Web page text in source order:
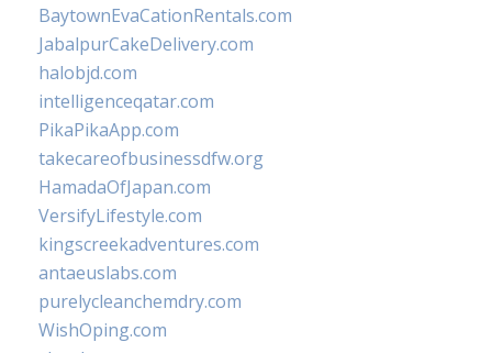
BaytownEvaCationRentals.com
JabalpurCakeDelivery.com
halobjd.com
intelligenceqatar.com
PikaPikaApp.com
takecareofbusinessdfw.org
HamadaOfJapan.com
VersifyLifestyle.com
kingscreekadventures.com
antaeuslabs.com
purelycleanchemdry.com
WishOping.com